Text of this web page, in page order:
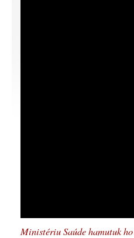
Ministériu Saúde hamutuk